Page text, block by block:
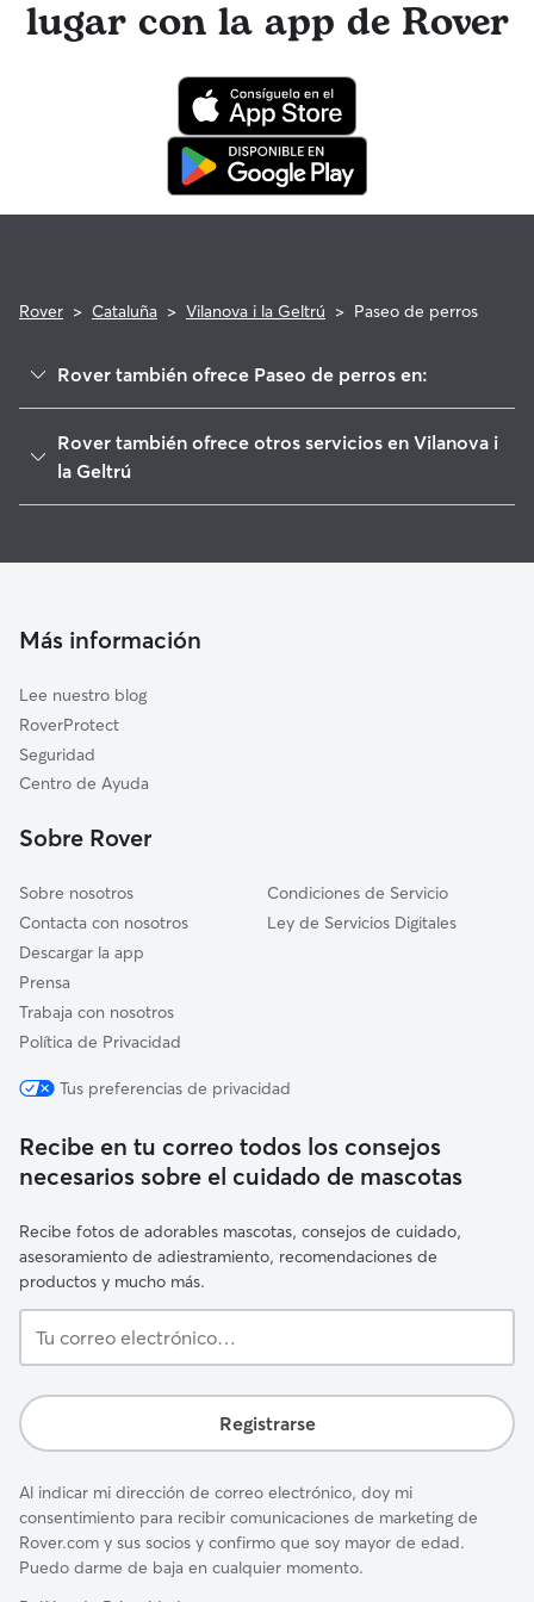
profesionales veterinarios cualificados. En el improbable
caso de que surjan problemas durante una reserva, ten la
programa de reembolso de la Garantía Rover para asistencia
veterinaria que cumpla con los requisitos.
lugar con la app de Rover
Rover > Cataluña > Vilanova i la Geltrú > Paseo de perros
Rover también ofrece Paseo de perros en:
Cubelles
Castellet i la Gornal
L'Arboç
Santa Margarida i els Monjos
Bellvei
Rover también ofrece otros servicios en Vilanova i
la Geltrú
Cuidadores a domicilio en Vilanova-I-La-Geltru
Más información
Lee nuestro blog
RoverProtect
Seguridad
Centro de Ayuda
Sobre Rover
Sobre nosotros
Contacta con nosotros
Descargar la app
Prensa
Trabaja con nosotros
Política de Privacidad
Condiciones de Servicio
Ley de Servicios Digitales
Tus preferencias de privacidad
Recibe en tu correo todos los consejos
necesarios sobre el cuidado de mascotas
Recibe fotos de adorables mascotas, consejos de cuidado,
asesoramiento de adiestramiento, recomendaciones de
productos y mucho más.
correo
Registrarse
Al indicar mi dirección de correo electrónico, doy mi
consentimiento para recibir comunicaciones de marketing de
Rover.com y sus socios y confirmo que soy mayor de edad.
Puedo darme de baja en cualquier momento.